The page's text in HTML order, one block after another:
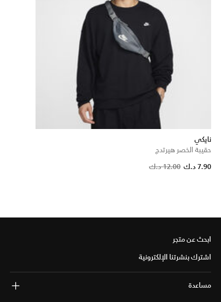
نايكي
حقيبة الخصر هيرتدج
12.00 د.ك
7.90 د.ك
ابحث عن متجر
اشترك بنشرتنا الإلكترونية
مساعدة